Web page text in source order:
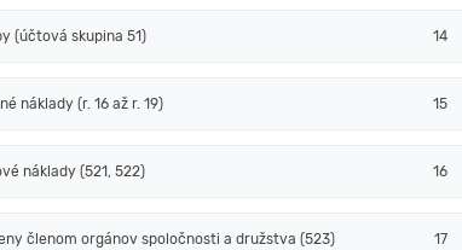
(účtová skupina 51) 14
náklady (r. 16 až r. 19) 15
náklady (521, 522) 16
členom orgánov spoločnosti a družstva (523) 17